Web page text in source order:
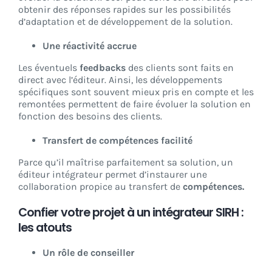
obtenir des réponses rapides sur les possibilités
d’adaptation et de développement de la solution.
Une réactivité accrue
Les éventuels feedbacks des clients sont faits en
direct avec l’éditeur. Ainsi, les développements
spécifiques sont souvent mieux pris en compte et les
remontées permettent de faire évoluer la solution en
fonction des besoins des clients.
Transfert de compétences facilité
Parce qu’il maîtrise parfaitement sa solution, un
éditeur intégrateur permet d’instaurer une
collaboration propice au transfert de compétences.
Confier votre projet à un intégrateur SIRH :
les atouts
Un rôle de conseiller